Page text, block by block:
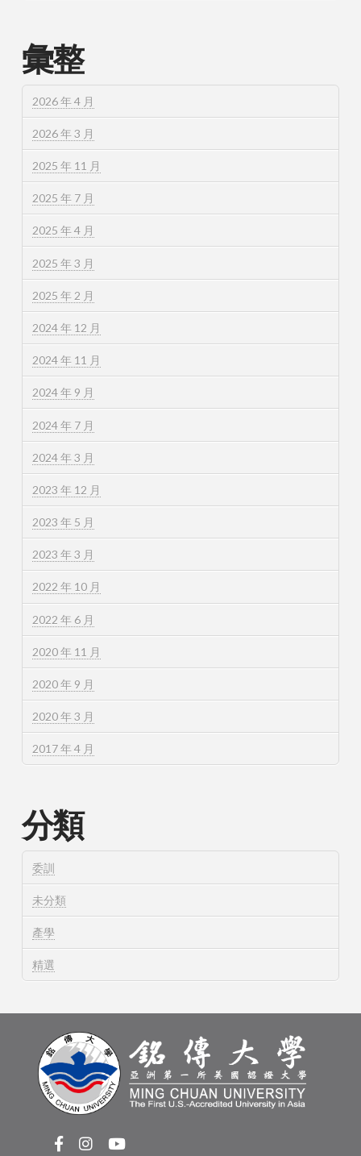
彙整
2026 年 4 月
2026 年 3 月
2025 年 11 月
2025 年 7 月
2025 年 4 月
2025 年 3 月
2025 年 2 月
2024 年 12 月
2024 年 11 月
2024 年 9 月
2024 年 7 月
2024 年 3 月
2023 年 12 月
2023 年 5 月
2023 年 3 月
2022 年 10 月
2022 年 6 月
2020 年 11 月
2020 年 9 月
2020 年 3 月
2017 年 4 月
分類
委訓
未分類
產學
精選